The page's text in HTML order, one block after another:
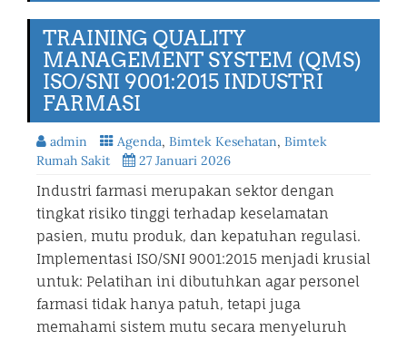
TRAINING QUALITY
MANAGEMENT SYSTEM (QMS)
ISO/SNI 9001:2015 INDUSTRI
FARMASI
admin Agenda, Bimtek Kesehatan, Bimtek
Rumah Sakit
27 Januari 2026
Industri farmasi merupakan sektor dengan
tingkat risiko tinggi terhadap keselamatan
pasien, mutu produk, dan kepatuhan regulasi.
Implementasi ISO/SNI 9001:2015 menjadi krusial
untuk: Pelatihan ini dibutuhkan agar personel
farmasi tidak hanya patuh, tetapi juga
memahami sistem mutu secara menyeluruh